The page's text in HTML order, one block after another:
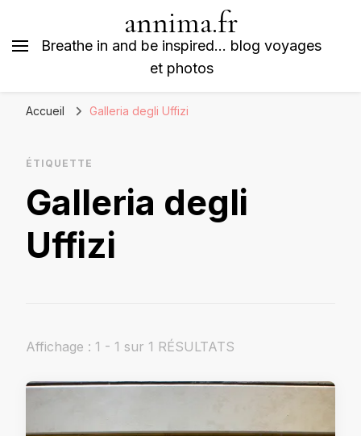
annima.fr
Breathe in and be inspired… blog voyages
et photos
Accueil Galleria degli Uffizi
ÉTIQUETTE
Galleria degli
Uffizi
Affichage : 1 - 1 sur 1 RÉSULTATS